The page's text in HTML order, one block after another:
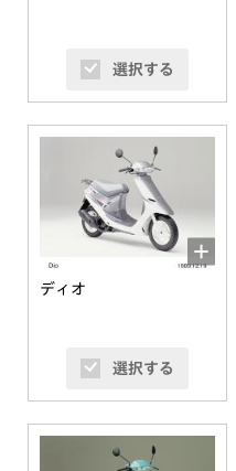
選択する
ディオ
選択する